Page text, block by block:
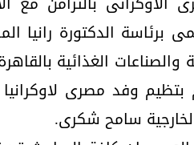
برئاسة الدكتورة
والصناعات الغذائية
بتظيم وفد مصرى
سامح شكرى.